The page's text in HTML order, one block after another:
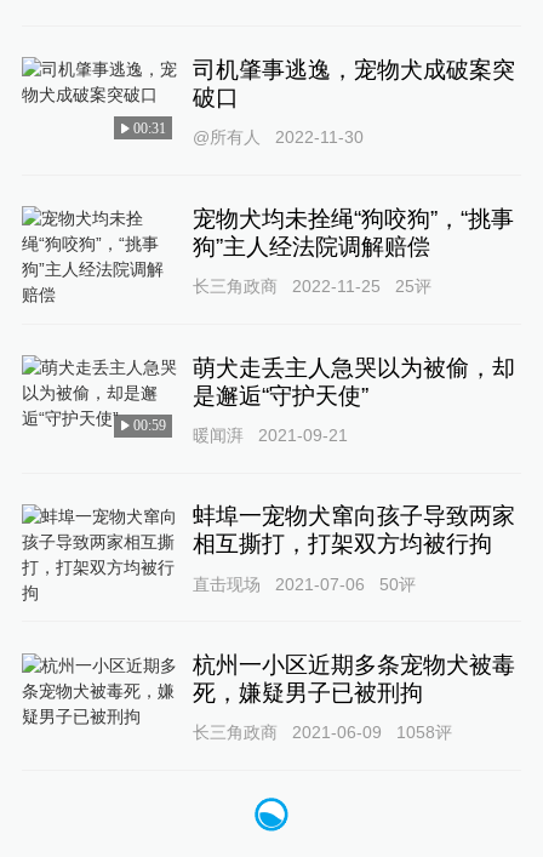
00:31
司机肇事逃逸，宠物犬成破案突
破口
@所有人 2022-11-30
宠物犬均未拴绳“狗咬狗”，“挑事
狗”主人经法院调解赔偿
长三角政商 2022-11-25 25评
00:59
萌犬走丢主人急哭以为被偷，却
是邂逅“守护天使”
暖闻湃 2021-09-21
蚌埠一宠物犬窜向孩子导致两家
相互撕打，打架双方均被行拘
直击现场 2021-07-06 50评
杭州一小区近期多条宠物犬被毒
死，嫌疑男子已被刑拘
长三角政商 2021-06-09 1058评